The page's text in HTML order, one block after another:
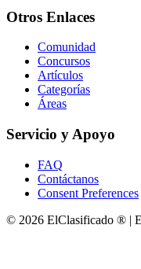
Otros Enlaces
Comunidad
Concursos
Artículos
Categorías
Áreas
Servicio y Apoyo
FAQ
Contáctanos
Consent Preferences
© 2026 ElClasificado ® |